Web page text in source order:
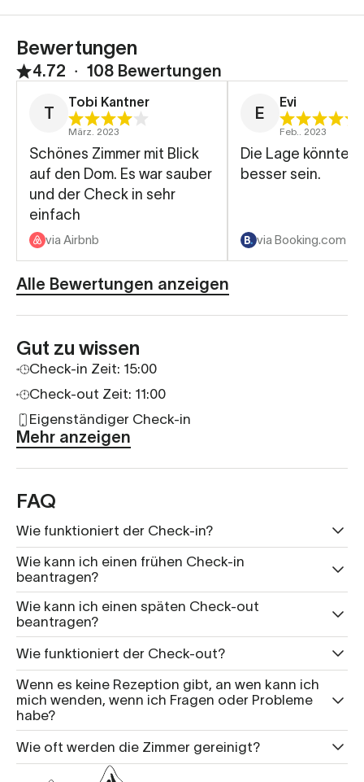
Bewertungen
4.72 ∙ 108 Bewertungen
T
Tobi Kantner
März. 2023
Schönes Zimmer mit Blick
auf den Dom. Es war sauber
und der Check in sehr
einfach
via Airbnb
E
Evi
Feb.. 2023
Die Lage könnte
besser sein.
via Booking.com
Alle Bewertungen anzeigen
Gut zu wissen
Check-in Zeit: 15:00
Check-out Zeit: 11:00
Eigenständiger Check-in
Mehr anzeigen
FAQ
Wie funktioniert der Check-in?
Wie kann ich einen frühen Check-in
beantragen?
Wie kann ich einen späten Check-out
beantragen?
Wie funktioniert der Check-out?
Wenn es keine Rezeption gibt, an wen kann ich
mich wenden, wenn ich Fragen oder Probleme
habe?
Wie oft werden die Zimmer gereinigt?